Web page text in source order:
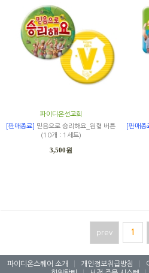
파이디온선교회
[판매종료]
믿음으로 승리해요_원형 버튼
(10개 : 1세트)
3,500원
[판매종
prev 1
파이디온스퀘어 소개 개인정보취급방침